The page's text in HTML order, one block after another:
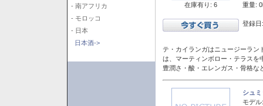
- 南アフリカ
- モロッコ
- 日本
日本酒->
在庫有り: 6 重量:
登録
テ・カイランガはニュージーラン
は、マーティンボロー・テラスを
豊潤さ・酸・エレンガス・骨格
シュ
モデル: